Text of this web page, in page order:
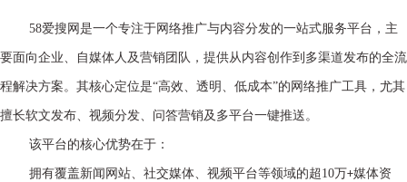
58爱搜网是一个专注于网络推广与内容分发的一站式服务平台，主
要面向企业、自媒体人及营销团队，提供从内容创作到多渠道发布的全流
程解决方案。其核心定位是“高效、透明、低成本”的网络推广工具，尤其
擅长软文发布、视频分发、问答营销及多平台一键推送。
该平台的核心优势在于：
拥有覆盖新闻网站、社交媒体、视频平台等领域的超 10万+媒体资